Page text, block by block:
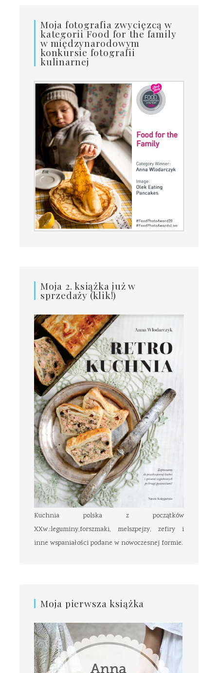
Moja fotografia zwycięzcą w
kategorii Food for the family
w międzynarodowym
konkursie fotografii
kulinarnej
Moja 2. książka już w
sprzedaży (klik!)
Kuchnia polska z początków
XXw.:leguminy,forszmaki, melszpejzy, zefiry i
inne wspaniałości podane w nowoczesnej formie.
Moja pierwsza książka